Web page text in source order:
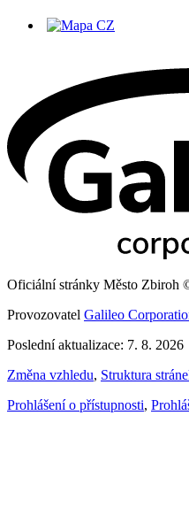
Oficiální stránky Město Zbiroh
Provozovatel Galileo
Poslední aktualizace: 7. 8. 2026
Změna vzhledu, Struktura
Prohlášení o přístupnosti,